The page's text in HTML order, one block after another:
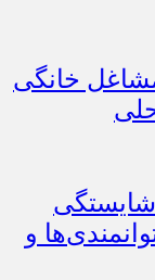
خانگی
شایستگی
و